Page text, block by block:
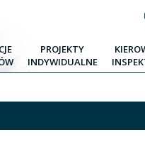
PROJEKTY
INDYWIDUALNE